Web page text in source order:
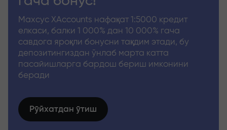
Махсус XAccounts нафақат 1:5000 кредит
елкаси, балки 1 000% дан 10 000% гача
савдога яроқли бонусни тақдим этади, бу
депозитингиздан ўнлаб марта катта
пасайишларга бардош бериш имконини
беради
Рўйхатдан ўтиш